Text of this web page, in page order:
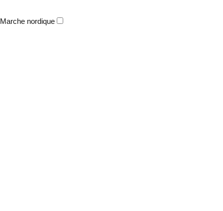
Marche nordique